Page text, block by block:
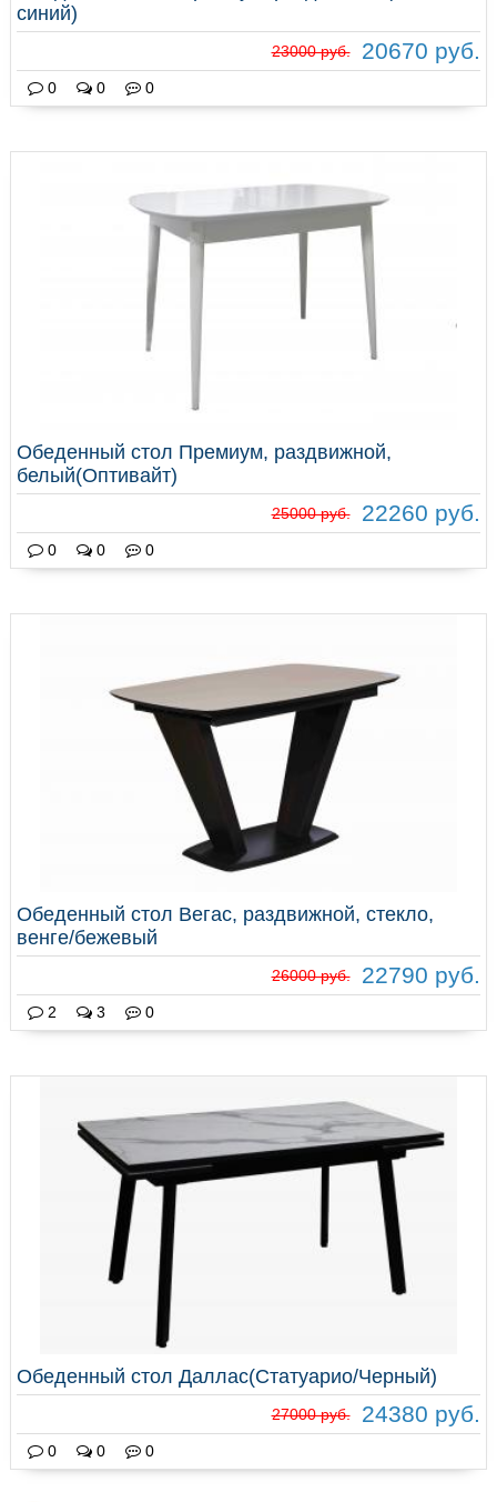
синий)
23000 руб. 20670 руб.
0 0 0
Обеденный стол Премиум, раздвижной,
белый(Оптивайт)
25000 руб. 22260 руб.
0 0 0
Обеденный стол Вегас, раздвижной, стекло,
венге/бежевый
26000 руб. 22790 руб.
2 3 0
Обеденный стол Даллас(Статуарио/Черный)
27000 руб. 24380 руб.
0 0 0